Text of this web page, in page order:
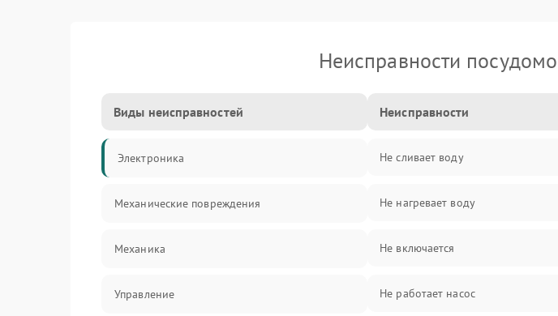
Неисправности
Виды неисправностей
Электроника
Механические повреждения
Механика
Управление
Неисправности
Не сливает воду
Не нагревает воду
Не включается
Не работает насос